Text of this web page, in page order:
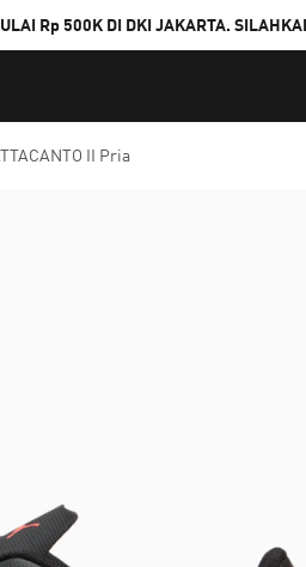
Rp 500K DI DKI JAKARTA.
II Pria